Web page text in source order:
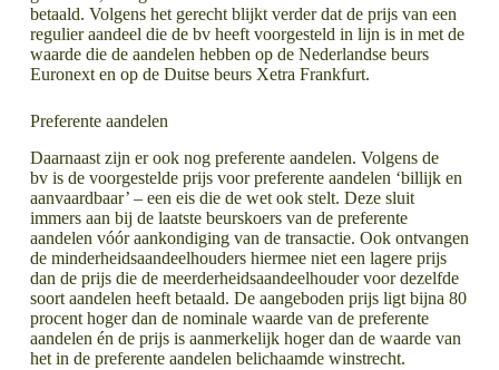
betaald. Volgens het gerecht blijkt verder dat de prijs van een
regulier aandeel die de bv heeft voorgesteld in lijn is in met de
waarde die de aandelen hebben op de Nederlandse beurs
Euronext en op de Duitse beurs Xetra Frankfurt.
Preferente aandelen
Daarnaast zijn er ook nog preferente aandelen. Volgens de
bv is de voorgestelde prijs voor preferente aandelen ‘billijk en
aanvaardbaar’ – een eis die de wet ook stelt. Deze sluit
immers aan bij de laatste beurskoers van de preferente
aandelen vóór aankondiging van de transactie. Ook ontvangen
de minderheidsaandeelhouders hiermee niet een lagere prijs
dan de prijs die de meerderheidsaandeelhouder voor dezelfde
soort aandelen heeft betaald. De aangeboden prijs ligt bijna 80
procent hoger dan de nominale waarde van de preferente
aandelen én de prijs is aanmerkelijk hoger dan de waarde van
het in de preferente aandelen belichaamde winstrecht.